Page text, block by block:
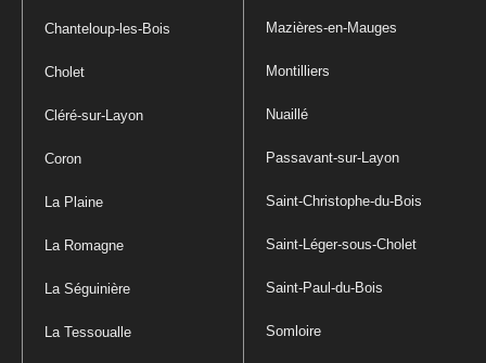
Chanteloup-les-Bois
Cholet
Cléré-sur-Layon
Coron
La Plaine
La Romagne
La Séguinière
La Tessoualle
Mazières-en-Mauges
Montilliers
Nuaillé
Passavant-sur-Layon
Saint-Christophe-du-Bois
Saint-Léger-sous-Cholet
Saint-Paul-du-Bois
Somloire